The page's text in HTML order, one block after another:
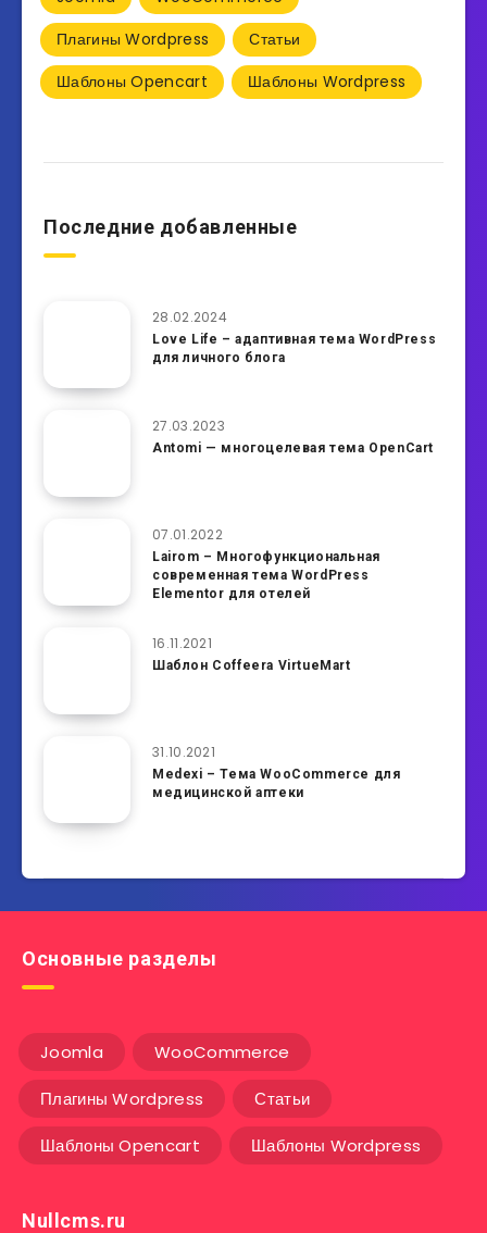
Плагины Wordpress
Статьи
Шаблоны Opencart
Шаблоны Wordpress
Последние добавленные
28.02.2024
Love Life – адаптивная тема WordPress
для личного блога
27.03.2023
Antomi — многоцелевая тема OpenCart
07.01.2022
Lairom – Многофункциональная
современная тема WordPress
Elementor для отелей
16.11.2021
Шаблон Coffeera VirtueMart
31.10.2021
Medexi – Тема WooCommerce для
медицинской аптеки
Основные разделы
Joomla WooCommerce
Плагины Wordpress Статьи
Шаблоны Opencart Шаблоны Wordpress
Nullcms.ru